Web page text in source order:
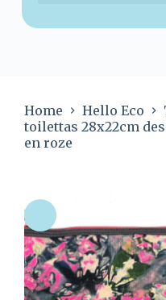
Home Hello Eco
toilettas 28x22cm
en roze